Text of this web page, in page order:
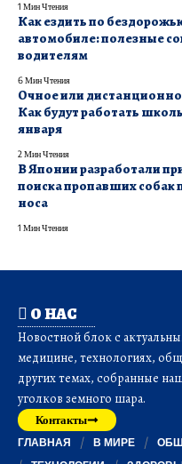
1 Мин Чтения
Как ездить по
автомобиле: полезные
водителям
6 Мин Чтения
Очное или
Как будут работать
января
2 Мин Чтения
В Японии разработали
поиска пропавших собак
носа
1 Мин Чтения
О НАС
Новостной блок с
медицине, технологиях,
других темах, собранные
уголков земного шара.
Контакты
ГЛАВНАЯ В МИРЕ